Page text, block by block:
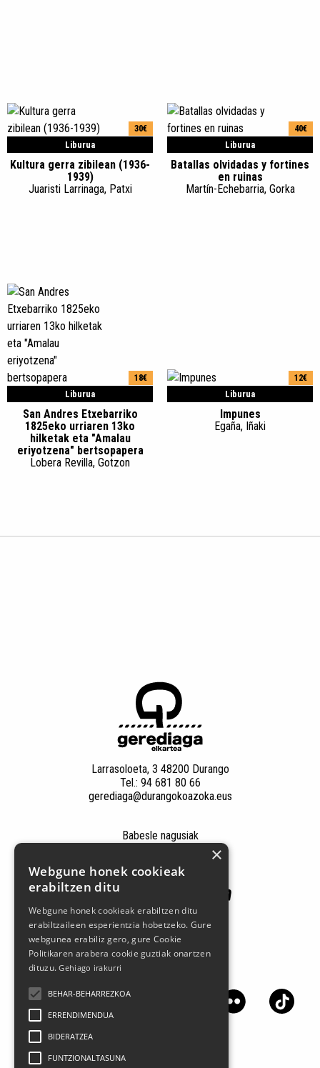
Liburua
30€
Kultura gerra zibilean (1936-
1939)
Juaristi Larrinaga, Patxi
Liburua
40€
Batallas olvidadas y fortines
en ruinas
Martín-Echebarria, Gorka
Liburua
18€
San Andres Etxebarriko
1825eko urriaren 13ko
hilketak eta "Amalau
eriyotzena" bertsopapera
Lobera Revilla, Gotzon
Liburua
12€
Impunes
Egaña, Iñaki
Larrasoloeta, 3 48200 Durango
Tel.: 94 681 80 66
gerediaga@durangokoazoka.eus
Babesle nagusiak
Jarrai gaitzazu sare sozialetan
×
Webgune honek cookieak
erabiltzen ditu
Webgune honek cookieak erabiltzen ditu
erabiltzaileen esperientzia hobetzeko. Gure
webgunea erabiliz gero, gure Cookie
Politikaren arabera cookie guztiak onartzen
dituzu.Gehiago irakurri
BEHAR-BEHARREZKOA
ERRENDIMENDUA
BIDERATZEA
FUNTZIONALTASUNA